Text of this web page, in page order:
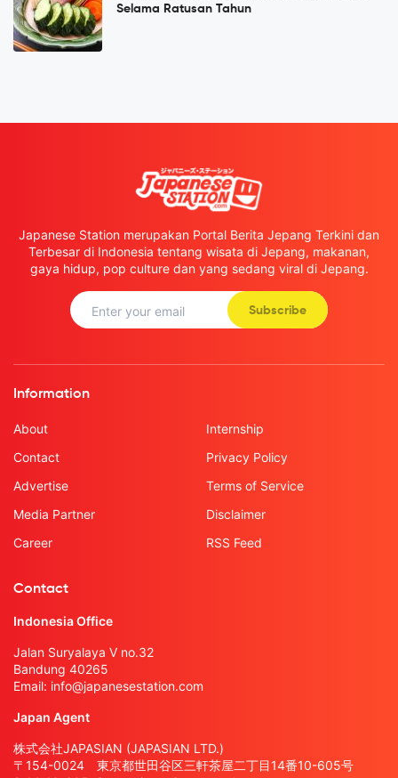
Selama Ratusan Tahun
Japanese Station merupakan Portal Berita Jepang Terkini dan
Terbesar di Indonesia tentang wisata di Jepang, makanan,
gaya hidup, pop culture dan yang sedang viral di Jepang.
Subscribe
Information
About
Contact
Advertise
Media Partner
Career
Internship
Privacy Policy
Terms of Service
Disclaimer
RSS Feed
Contact
Indonesia Office
Jalan Suryalaya V no.32
Bandung 40265
Email: info@japanesestation.com
Japan Agent
株式会社JAPASIAN (JAPASIAN LTD.)
〒154-0024 東京都世田谷区三軒茶屋二丁目14番10-605号